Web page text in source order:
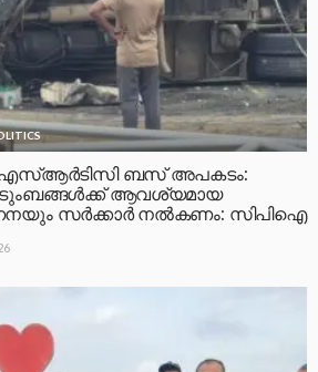
ബസ് അപകടം:
ആവശ്യമായ
സർക്കാർ നൽകണം: സിപിഐ